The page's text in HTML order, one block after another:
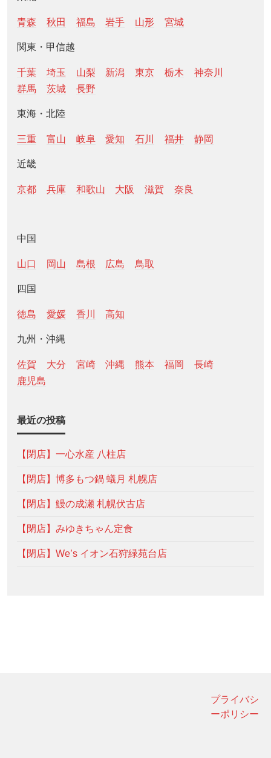
青森 秋田 福島 岩手 山形 宮城
関東・甲信越
千葉 埼玉 山梨 新潟 東京 栃木
神奈川
群馬
茨城 長野
東海・北陸
三重 富山 岐阜 愛知 石川 福井 静岡
近畿
京都 兵庫 和歌山 大阪 滋賀 奈良
中国
山口 岡山 島根 広島 鳥取
四国
徳島 愛媛 香川 高知
九州・沖縄
佐賀 大分 宮崎 沖縄 熊本 福岡
長崎
鹿児島
最近の投稿
【閉店】一心水産 八柱店
【閉店】博多もつ鍋 蟻月 札幌店
【閉店】鰻の成瀬 札幌伏古店
【閉店】みゆきちゃん定食
【閉店】We’s イオン石狩緑苑台店
プライバシ
ーポリシー